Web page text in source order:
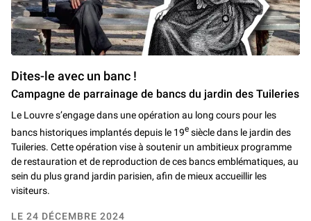
Dites-le avec un banc !
Campagne de parrainage de bancs du jardin des Tuileries
Le Louvre s’engage dans une opération au long cours pour les
bancs historiques implantés depuis le 19e siècle dans le jardin des
Tuileries. Cette opération vise à soutenir un ambitieux programme
de restauration et de reproduction de ces bancs emblématiques, au
sein du plus grand jardin parisien, afin de mieux accueillir les
visiteurs.
LE 24 DÉCEMBRE 2024